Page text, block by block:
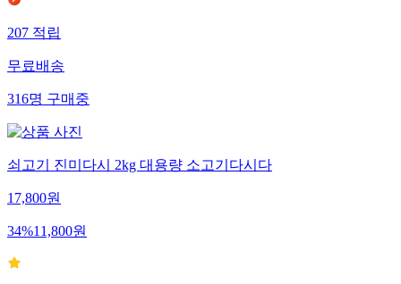
207적립
무료배송
316명구매중
쇠고기 진미다시 2kg 대용량 소고기다시다
17,800원
34%11,800원